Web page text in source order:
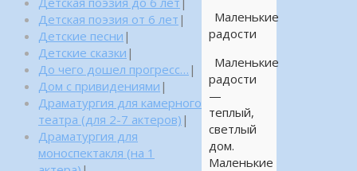
Маленькие
радости
Маленькие
радости
—
теплый,
светлый
дом.
Маленькие
Детская поэзия от 6 лет |
Детские песни |
Детские сказки |
До чего дошел прогресс… |
Дом с привидениями |
Драматургия для камерного
театра (для 2-7 актеров) |
Драматургия для
моноспектакля (на 1